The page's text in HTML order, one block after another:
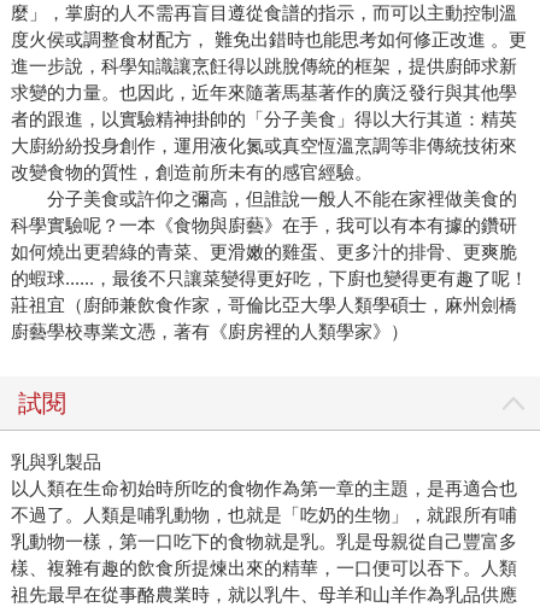
麼」，掌廚的人不需再盲目遵從食譜的指示，而可以主動控制溫
度火侯或調整食材配方， 難免出錯時也能思考如何修正改進 。更
進一步說，科學知識讓烹飪得以跳脫傳統的框架，提供廚師求新
求變的力量。也因此，近年來隨著馬基著作的廣泛發行與其他學
者的跟進，以實驗精神掛帥的「分子美食」得以大行其道：精英
大廚紛紛投身創作，運用液化氮或真空恆溫烹調等非傳統技術來
改變食物的質性，創造前所未有的感官經驗。
分子美食或許仰之彌高，但誰說一般人不能在家裡做美食的
科學實驗呢？一本《食物與廚藝》在手，我可以有本有據的鑽研
如何燒出更碧綠的青菜、更滑嫩的雞蛋、更多汁的排骨、更爽脆
的蝦球......，最後不只讓菜變得更好吃，下廚也變得更有趣了呢！
莊祖宜（廚師兼飲食作家，哥倫比亞大學人類學碩士，麻州劍橋
廚藝學校專業文憑，著有《廚房裡的人類學家》）
試閱
乳與乳製品
以人類在生命初始時所吃的食物作為第一章的主題，是再適合也
不過了。人類是哺乳動物，也就是「吃奶的生物」，就跟所有哺
乳動物一樣，第一口吃下的食物就是乳。乳是母親從自己豐富多
樣、複雜有趣的飲食所提煉出來的精華，一口便可以吞下。人類
祖先最早在從事酪農業時，就以乳牛、母羊和山羊作為乳品供應